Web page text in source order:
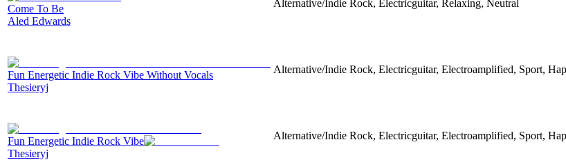
Come To Be
Aled Edwards
Alternative/Indie Rock, Electricguitar, Relaxing, Neutral
Fun Energetic Indie Rock Vibe Without Vocals
Thesieryj
Alternative/Indie Rock, Electricguitar, Electroamplified, Sport,
Fun Energetic Indie Rock Vibe
Thesieryj
Alternative/Indie Rock, Electricguitar, Electroamplified, Sport,